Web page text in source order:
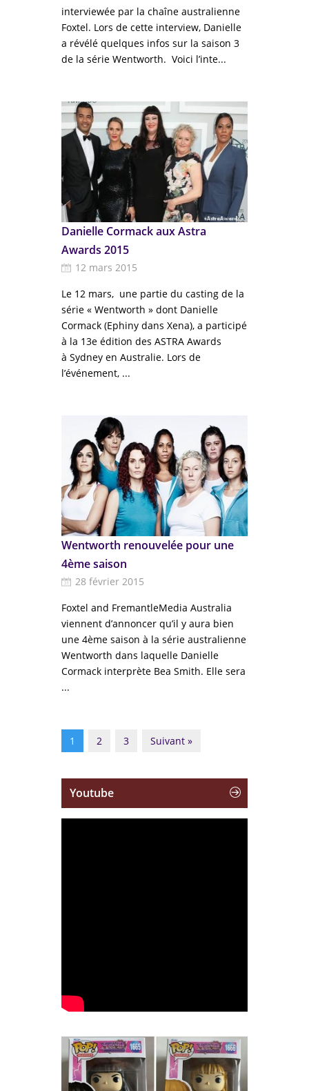
interviewée par la chaîne australienne
Foxtel. Lors de cette interview, Danielle
a révélé quelques infos sur la saison 3
de la série Wentworth. Voici l’inte...
Danielle Cormack aux Astra
Awards 2015
12 mars 2015
Le 12 mars, une partie du casting de la
série « Wentworth » dont Danielle
Cormack (Ephiny dans Xena), a participé
à la 13e édition des ASTRA Awards
à Sydney en Australie. Lors de
l’événement, ...
Wentworth renouvelée pour une
4ème saison
28 février 2015
Foxtel and FremantleMedia Australia
viennent d’annoncer qu’il y aura bien
une 4ème saison à la série australienne
Wentworth dans laquelle Danielle
Cormack interprète Bea Smith. Elle sera
...
1 2 3 Suivant »
Youtube